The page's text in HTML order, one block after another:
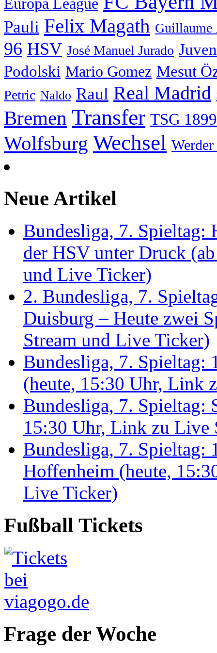
Europa League
Pauli Felix Magath Guillaume
96 HSV José Manuel Jurado
Podolski Mario Gomez Mesut
Petric Naldo Raul Real Madrid
Bremen Transfer TSG
Wolfsburg Wechsel
Neue Artikel
Bundesliga, 7. Spieltag:
der HSV unter Druck
und Live Ticker)
2. Bundesliga, 7.
Duisburg – Heute zwei
Stream und Live Ticker)
Bundesliga, 7. Spieltag:
(heute, 15:30 Uhr, Link
Bundesliga, 7. Spieltag:
15:30 Uhr, Link zu Live
Bundesliga, 7. Spieltag:
Hoffenheim (heute,
Live Ticker)
Fußball Tickets
Frage der Woche